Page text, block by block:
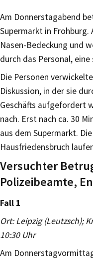
Am Donnerstagabend
Supermarkt in Frohburg.
Nasen-Bedeckung und
durch das Personal,
Die Personen
Diskussion, in der sie
Geschäfts aufgefordert
nach. Erst nach ca. 30
aus dem Supermarkt.
Hausfriedensbruch
Versuchter
Polizeibeamte,
Fall 1
Ort: Leipzig (Leutzsch);
10:30 Uhr
Am